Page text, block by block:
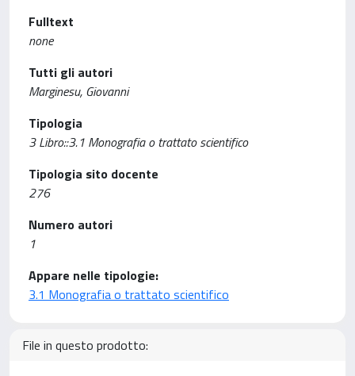
Fulltext
none
Tutti gli autori
Marginesu, Giovanni
Tipologia
3 Libro::3.1 Monografia o trattato scientifico
Tipologia sito docente
276
Numero autori
1
Appare nelle tipologie:
3.1 Monografia o trattato scientifico
File in questo prodotto: